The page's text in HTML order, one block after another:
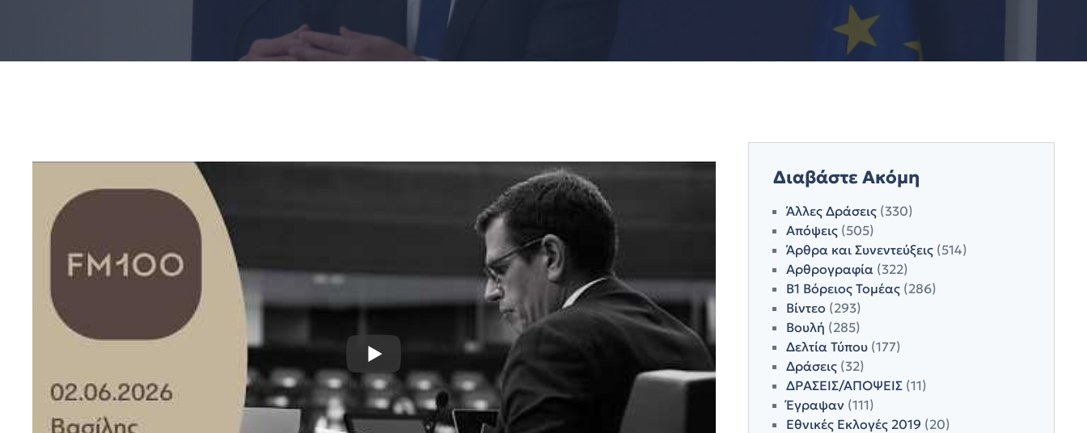
Διαβάστε Ακόμη
Άλλες Δράσεις(330)
Απόψεις(505)
Άρθρα και Συνεντεύξεις(514)
Αρθρογραφία(322)
Β1 Βόρειος Τομέας(286)
Βίντεο (293)
Βουλή (285)
Δελτία Τύπου(177)
Δράσεις(32)
ΔΡΑΣΕΙΣ/ΑΠΟΨΕΙΣ(11)
Έγραψαν (111)
Εθνικές Εκλογές 2019 (20)